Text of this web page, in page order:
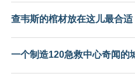
查韦斯的棺材放在这儿最合适
一个制造120急救中心奇闻的